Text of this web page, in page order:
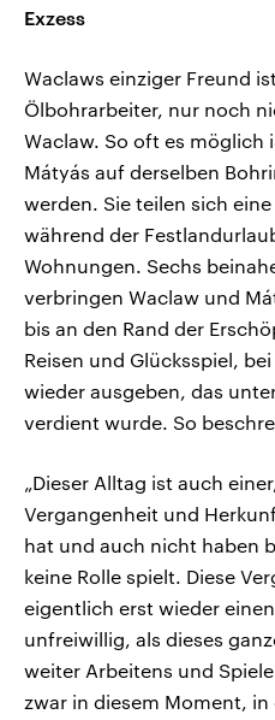
Exzess
Waclaws einziger Freund
Ölbohrarbeiter, nur noch
Waclaw. So oft es möglich
Mátyás auf derselben
werden. Sie teilen sich
während der
Wohnungen. Sechs
verbringen Waclaw und
bis an den Rand der
Reisen und Glücksspiel,
wieder ausgeben, das
verdient wurde. So
„Dieser Alltag ist auch
Vergangenheit und
hat und auch nicht haben
keine Rolle spielt. Diese
eigentlich erst wieder
unfreiwillig, als dieses
weiter Arbeitens und
zwar in diesem Moment,